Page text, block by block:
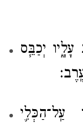
יְכַבֵּ֧ס